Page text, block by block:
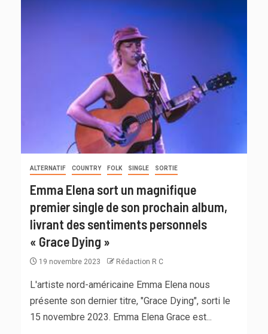
ALTERNATIF COUNTRY FOLK SINGLE SORTIE
Emma Elena sort un magnifique
premier single de son prochain album,
livrant des sentiments personnels
« Grace Dying »
19 novembre 2023 Rédaction R C
L'artiste nord-américaine Emma Elena nous
présente son dernier titre, "Grace Dying", sorti le
15 novembre 2023. Emma Elena Grace est...